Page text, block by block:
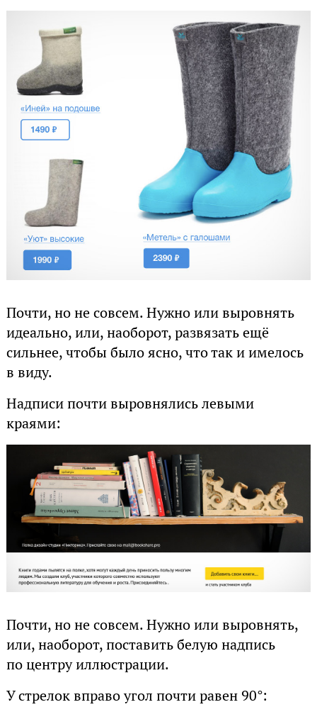
Почти, но не совсем. Нужно или выровнять
идеально, или, наоборот, развязать ещё
сильнее, чтобы было ясно, что так и имелось
в виду.
Надписи почти выровнялись левыми
краями:
Почти, но не совсем. Нужно или выровнять,
или, наоборот, поставить белую надпись
по центру иллюстрации.
У стрелок вправо угол почти равен 90°: